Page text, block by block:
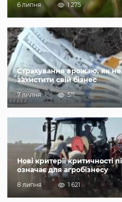
6 липня 1 275
Страхування врожаю, як
захистити свій бізнес
7 липня 511
Нові критерії
означає для агробізнесу
8 липня 1 621